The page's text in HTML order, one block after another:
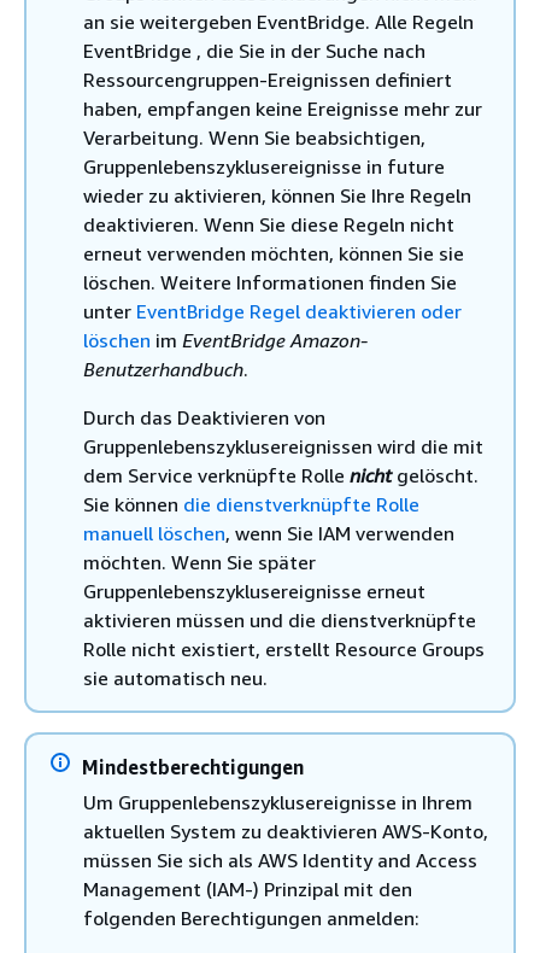
an sie weitergeben EventBridge. Alle Regeln
EventBridge , die Sie in der Suche nach
Ressourcengruppen-Ereignissen definiert
haben, empfangen keine Ereignisse mehr zur
Verarbeitung. Wenn Sie beabsichtigen,
Gruppenlebenszyklusereignisse in future
wieder zu aktivieren, können Sie Ihre Regeln
deaktivieren. Wenn Sie diese Regeln nicht
erneut verwenden möchten, können Sie sie
löschen. Weitere Informationen finden Sie
unter EventBridge Regel deaktivieren oder
löschen im EventBridge Amazon-
Benutzerhandbuch.
Durch das Deaktivieren von
Gruppenlebenszyklusereignissen wird die mit
dem Service verknüpfte Rolle nichtgelöscht.
Sie können die dienstverknüpfte Rolle
manuell löschen, wenn Sie IAM verwenden
möchten. Wenn Sie später
Gruppenlebenszyklusereignisse erneut
aktivieren müssen und die dienstverknüpfte
Rolle nicht existiert, erstellt Resource Groups
sie automatisch neu.
Mindestberechtigungen
Um Gruppenlebenszyklusereignisse in Ihrem
aktuellen System zu deaktivieren AWS-Konto,
müssen Sie sich als AWS Identity and Access
Management (IAM-) Prinzipal mit den
folgenden Berechtigungen anmelden: